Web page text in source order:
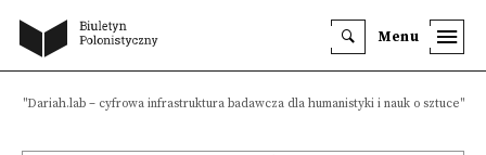
Menu
"Dariah.lab – cyfrowa infrastruktura badawcza dla humanistyki i nauk o sztuce"